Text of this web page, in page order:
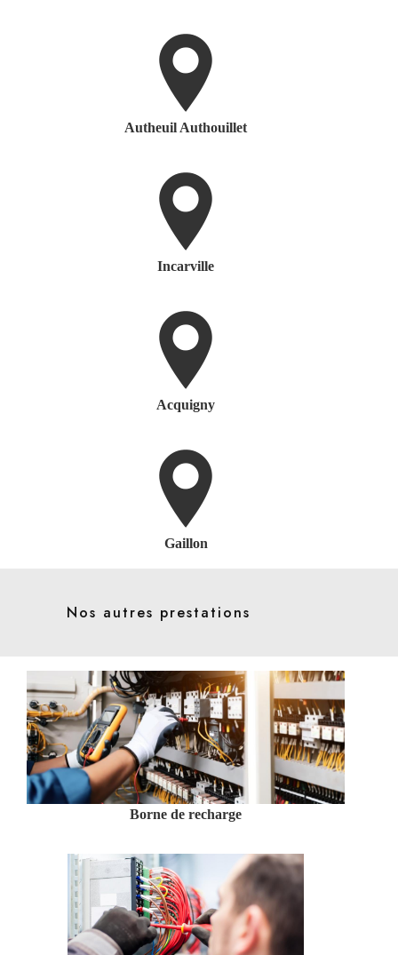
Autheuil Authouillet
Incarville
Acquigny
Gaillon
Nos autres prestations
Borne de recharge